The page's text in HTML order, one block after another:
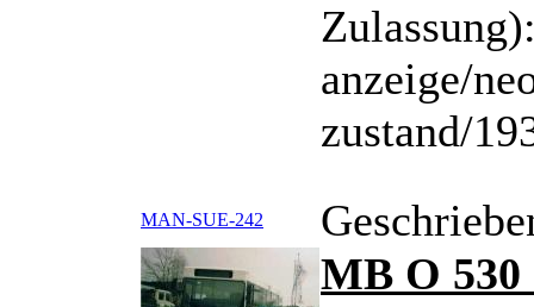
anzeige/
zustand/
MAN-SUE-242
MB O